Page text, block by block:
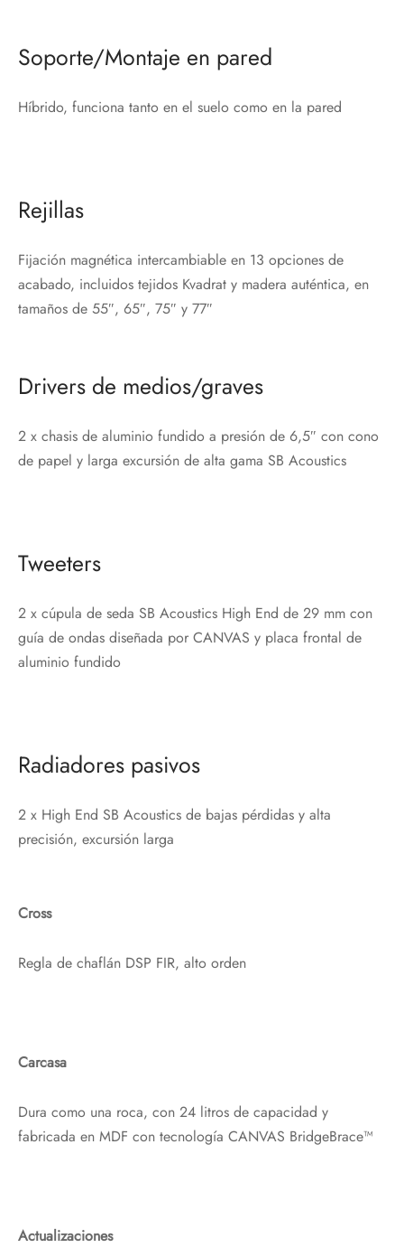
Soporte/Montaje en pared
Híbrido, funciona tanto en el suelo como en la pared
Rejillas
Fijación magnética intercambiable en 13 opciones de
acabado, incluidos tejidos Kvadrat y madera auténtica, en
tamaños de 55″, 65″, 75″ y 77″
Drivers de medios/graves
2 x chasis de aluminio fundido a presión de 6,5″ con cono
de papel y larga excursión de alta gama SB Acoustics
Tweeters
2 x cúpula de seda SB Acoustics High End de 29 mm con
guía de ondas diseñada por CANVAS y placa frontal de
aluminio fundido
Radiadores pasivos
2 x High End SB Acoustics de bajas pérdidas y alta
precisión, excursión larga
Cross
Regla de chaflán DSP FIR, alto orden
Carcasa
Dura como una roca, con 24 litros de capacidad y
fabricada en MDF con tecnología CANVAS BridgeBrace™
Actualizaciones